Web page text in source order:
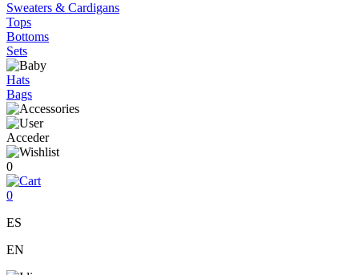
Sweaters & Cardigans
Tops
Bottoms
Sets
Hats
Bags
Acceder
0
0
ES
EN